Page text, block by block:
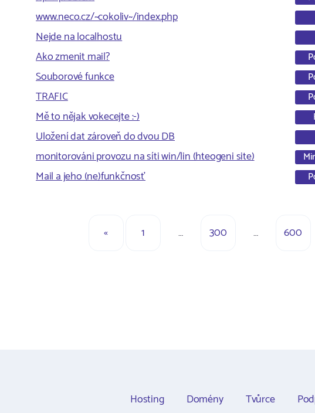
www.neco.cz/~cokoliv~/index.php
Nejde na localhostu
Ako zmenit mail?
Souborové funkce
TRAFIC
Mě to nějak vokecejte :-)
Uložení dat zároveň do dvou DB
monitorováni provozu na síti win/lin (hteogeni site)
Mail a jeho (ne)funkčnosť
« 1 … 300 … 600
Hosting Domény Tvůrce